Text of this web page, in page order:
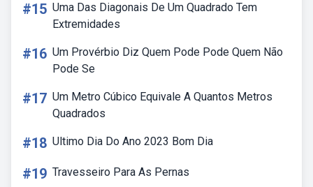
#15 Uma Das Diagonais De Um Quadrado Tem
Extremidades
#16 Um Provérbio Diz Quem Pode Pode Quem Não
Pode Se
#17 Um Metro Cúbico Equivale A Quantos Metros
Quadrados
#18 Ultimo Dia Do Ano 2023 Bom Dia
#19 Travesseiro Para As Pernas